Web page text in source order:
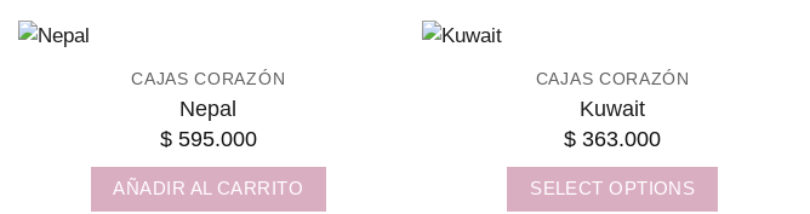
CAJAS CORAZÓN
Nepal
$595.000
AÑADIR AL CARRITO
CAJAS CORAZÓN
Kuwait
$ 363.000
SELECT OPTIONS